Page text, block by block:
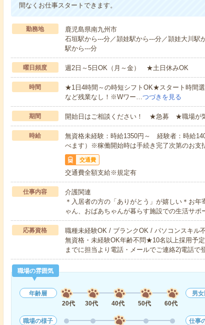
間なくお仕事スタートできます。
勤務地
鹿児島県南九州市
石垣駅から---分／頴娃駅から---分／頴娃大川駅
駅から---分
曜日頻度 週2日～5日OK（月～金） ★土日休みOK
時間
★1日4時間～の時短シフトOK★スタート時間
など残業なし！※Wワー…つづきを見る
期間 開始日はご相談ください！ ★急募 ★職場が気
時給
無資格未経験：時給1350円～ 経験者：時給
べます）※稼働開始時は手続き完了次第のお支
交通費
交通費全額支給※規定有
仕事内容
介護関連
＊入居者の方の「ありがとう」が嬉しい＊お
ゃん、おばあちゃんが暮らす施設での生活サ
応募資格
職種未経験OK / ブランクOK / パソコンスキル
無資格・未経験OK年齢不問★10名以上採用予
までに担当より電話・メールでご連絡2)電話で
職場の雰囲気
年齢層
20代
30代 40代 50代 60代
男
職場の様子
仕事